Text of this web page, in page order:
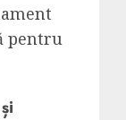
pentru